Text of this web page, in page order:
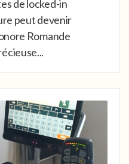
de locked-in
peut devenir
Romande